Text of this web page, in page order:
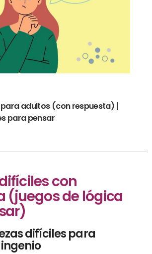
adultos (con respuesta) |
para pensar
con
(juegos de lógica
difíciles para